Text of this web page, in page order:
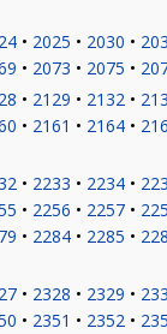
2025 2030
2073 2075
2129 2132
2161 2164
2233 2234
2256 2257
2284 2285
2328 2329
2351 2352